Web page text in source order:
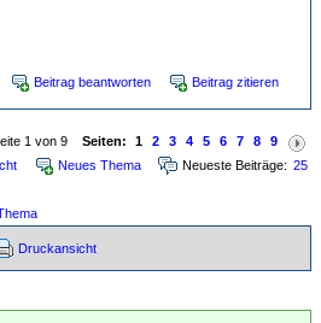
Beitrag beantworten Beitrag zitieren
1 von 9 Seiten: 1 2 3 4 5 6 7 8
9
Neues Thema Neueste Beiträge: 25
Druckansicht